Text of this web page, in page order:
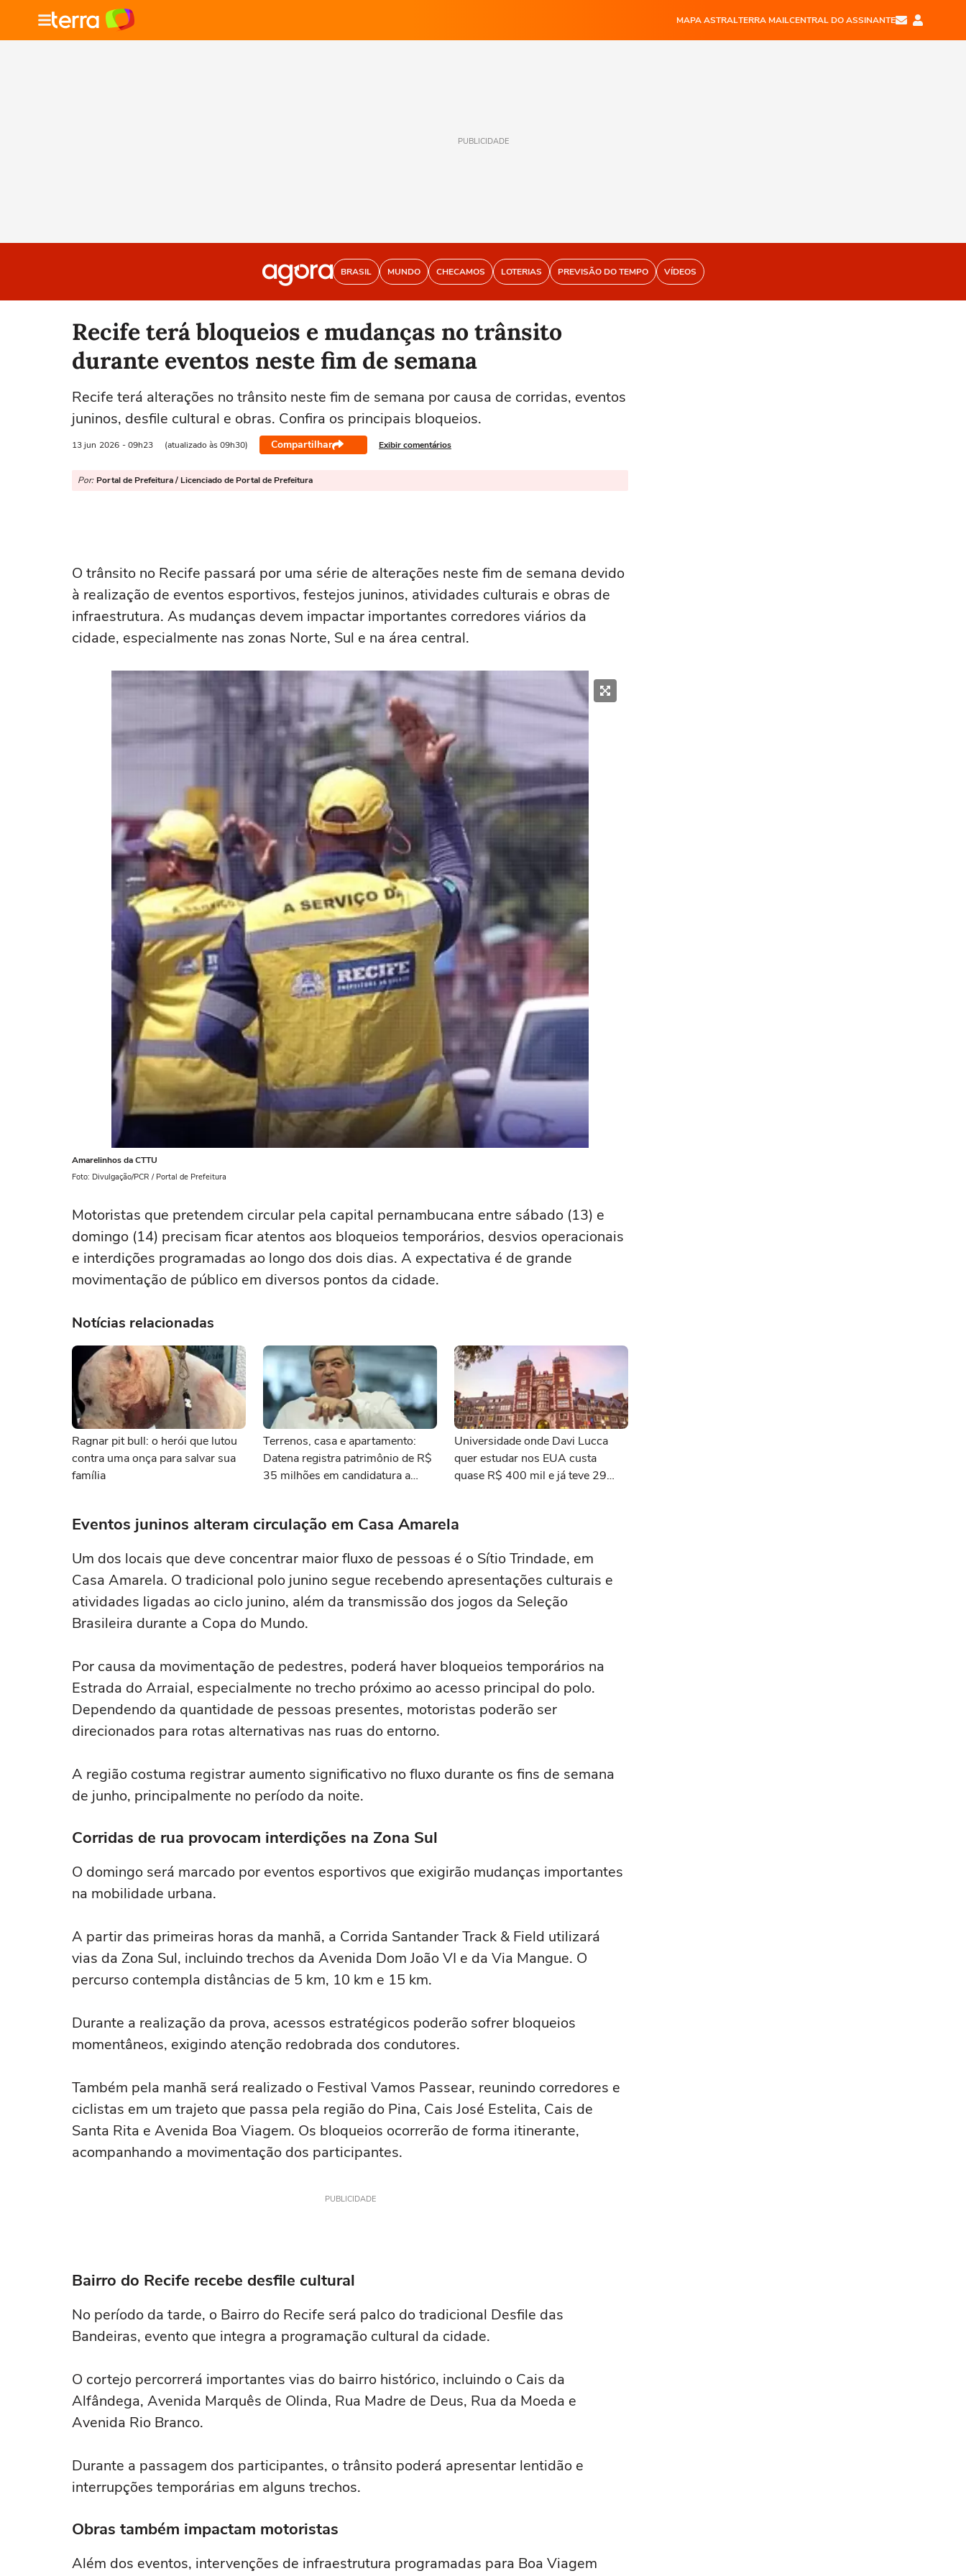
MAPA ASTRALTERRA MAILCENTRAL DO ASSINANTE
PUBLICIDADE
BRASIL MUNDO CHECAMOS LOTERIAS PREVISÃO DO TEMPO VÍDEOS
Recife terá bloqueios e mudanças no trânsito
durante eventos neste fim de semana
Recife terá alterações no trânsito neste fim de semana por causa de corridas, eventos
juninos, desfile cultural e obras. Confira os principais bloqueios.
13 jun 2026 - 09h23 (atualizado às 09h30) Compartilhar Exibir comentários
Por: Portal de Prefeitura / Licenciado de Portal de Prefeitura
O trânsito no Recife passará por uma série de alterações neste fim de semana devido
à realização de eventos esportivos, festejos juninos, atividades culturais e obras de
infraestrutura. As mudanças devem impactar importantes corredores viários da
cidade, especialmente nas zonas Norte, Sul e na área central.
Amarelinhos da CTTU
Foto: Divulgação/PCR / Portal de Prefeitura
Motoristas que pretendem circular pela capital pernambucana entre sábado (13) e
domingo (14) precisam ficar atentos aos bloqueios temporários, desvios operacionais
e interdições programadas ao longo dos dois dias. A expectativa é de grande
movimentação de público em diversos pontos da cidade.
Notícias relacionadas
Ragnar pit bull: o herói que lutou
contra uma onça para salvar sua
família
Terrenos, casa e apartamento:
Datena registra patrimônio de R$
35 milhões em candidatura a
Universidade onde Davi Lucca
quer estudar nos EUA custa
quase R$ 400 mil e já teve 29
Eventos juninos alteram circulação em Casa Amarela
Um dos locais que deve concentrar maior fluxo de pessoas é o Sítio Trindade, em
Casa Amarela. O tradicional polo junino segue recebendo apresentações culturais e
atividades ligadas ao ciclo junino, além da transmissão dos jogos da Seleção
Brasileira durante a Copa do Mundo.
Por causa da movimentação de pedestres, poderá haver bloqueios temporários na
Estrada do Arraial, especialmente no trecho próximo ao acesso principal do polo.
Dependendo da quantidade de pessoas presentes, motoristas poderão ser
direcionados para rotas alternativas nas ruas do entorno.
A região costuma registrar aumento significativo no fluxo durante os fins de semana
de junho, principalmente no período da noite.
Corridas de rua provocam interdições na Zona Sul
O domingo será marcado por eventos esportivos que exigirão mudanças importantes
na mobilidade urbana.
A partir das primeiras horas da manhã, a Corrida Santander Track & Field utilizará
vias da Zona Sul, incluindo trechos da Avenida Dom João VI e da Via Mangue. O
percurso contempla distâncias de 5 km, 10 km e 15 km.
Durante a realização da prova, acessos estratégicos poderão sofrer bloqueios
momentâneos, exigindo atenção redobrada dos condutores.
Também pela manhã será realizado o Festival Vamos Passear, reunindo corredores e
ciclistas em um trajeto que passa pela região do Pina, Cais José Estelita, Cais de
Santa Rita e Avenida Boa Viagem. Os bloqueios ocorrerão de forma itinerante,
acompanhando a movimentação dos participantes.
PUBLICIDADE
Bairro do Recife recebe desfile cultural
No período da tarde, o Bairro do Recife será palco do tradicional Desfile das
Bandeiras, evento que integra a programação cultural da cidade.
O cortejo percorrerá importantes vias do bairro histórico, incluindo o Cais da
Alfândega, Avenida Marquês de Olinda, Rua Madre de Deus, Rua da Moeda e
Avenida Rio Branco.
Durante a passagem dos participantes, o trânsito poderá apresentar lentidão e
interrupções temporárias em alguns trechos.
Obras também impactam motoristas
Além dos eventos, intervenções de infraestrutura programadas para Boa Viagem